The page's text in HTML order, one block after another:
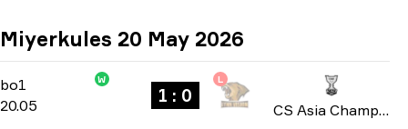
Miyerkules 20 May 2026
bo1 -bo1
20.05
W
1 : 0
L
CS Asia Championships 2026